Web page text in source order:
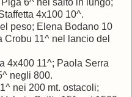
6^ nel salto in lungo;
4x100 10^.
peso; Elena Bodano 10
11^ nel lancio del
4x400 11^; Paola Serra
negli 800.
nei 200 mt. ostacoli;